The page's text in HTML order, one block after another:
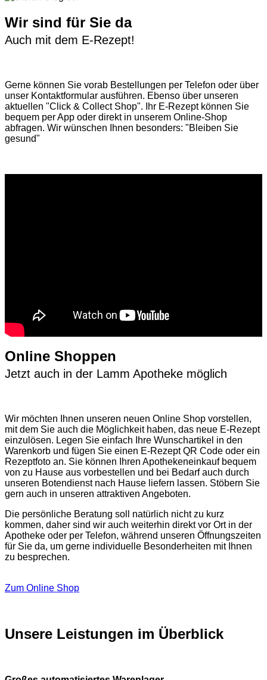
Wir sind für Sie da
Auch mit dem E-Rezept!
Gerne können Sie vorab Bestellungen per Telefon oder über
unser Kontaktformular ausführen. Ebenso über unseren
aktuellen "Click & Collect Shop". Ihr E-Rezept können Sie
bequem per App oder direkt in unserem Online-Shop
abfragen. Wir wünschen Ihnen besonders: "Bleiben Sie
gesund"
Online Shoppen
Jetzt auch in der Lamm Apotheke möglich
Wir möchten Ihnen unseren neuen Online Shop vorstellen,
mit dem Sie auch die Möglichkeit haben, das neue E-Rezept
einzulösen. Legen Sie einfach Ihre Wunschartikel in den
Warenkorb und fügen Sie einen E-Rezept QR Code oder ein
Rezeptfoto an. Sie können Ihren Apothekeneinkauf bequem
von zu Hause aus vorbestellen und bei Bedarf auch durch
unseren Botendienst nach Hause liefern lassen. Stöbern Sie
gern auch in unseren attraktiven Angeboten.
Die persönliche Beratung soll natürlich nicht zu kurz
kommen, daher sind wir auch weiterhin direkt vor Ort in der
Apotheke oder per Telefon, während unseren Öffnungszeiten
für Sie da, um gerne individuelle Besonderheiten mit Ihnen
zu besprechen.
Zum Online Shop
Unsere Leistungen im Überblick